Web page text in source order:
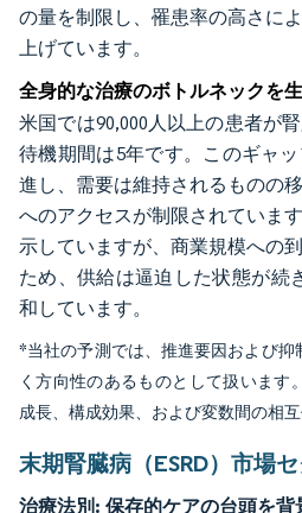
の量を制限し、罹患率の高さに
上げています。
全身的な治療のボトルネックを
米国では90,000人以上の患者が
待機期間は5年です。このギャ
進し、需要は維持されるものの
へのアクセスが制限されていま
示していますが、商業規模への
ため、供給は逼迫した状態が続
和しています。
*当社の予測では、推進要因および抑
く方向性のあるものとして扱います
成長、構成効果、および変数間の相
末期腎臓病（ESRD）市場
治療法別: 保存的ケアの台頭を